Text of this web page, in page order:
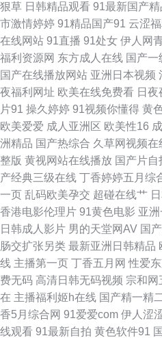
拍 加勒比91久久 aV另类 韩日免费电
品高潮人人 国产最新自拍成人网
欧美黄色网络 超碰人人偷 老司机物业
豆网址在线 欧洲日韩探花在线 欧美三
区 AV天党电影院 久久狼友网 欧美色炮
级网站 伊人成人在线网 国产精品九九
日韩成人精品网站 国产色免费 在线看
网站 五月激情综合基地 青青操日韩av
看 被不良少年盯上韩剧在线观看 美女
美三 91出传媒 美女视频国产在线观看
狠草 日韩精品观看 91最新国产精
市激情婷婷 91精品国产91 云涩
在线网站 91直播 91处女 伊人网
福利资源网 东方成人在线 国产一
国产在线播放网站 亚洲日本视频
夜福利网址 欧美在线免费看 日夜
片91 操久婷婷 91视频你懂得 黄
欧美爱爱 成人亚洲区 欧美性16
洲精品 国产热综合 久草网视频在
整版 黄视网站在线播放 国产片自
产经典三级在线 丁香婷婷五月综
一页 乱码欧美孕交 超碰在线艹
香港电影伦理片 91黄色电影 亚
日韩成人影片 男的天堂网AV 国
肠交扩张另类 最新亚洲日韩精品
线 主播第一页 丁香五月网 性爱
费无码 高清日韩无码视频 宗和网
在 主播福利姬h在线 国产精一精
香5月综合网 91爱爱com 伊人涩
线观看 91最新自拍 黄色软件91